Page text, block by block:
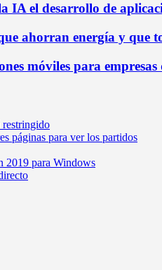
IA el desarrollo de
ahorran energía y que
móviles para
restringido
páginas para ver los partidos
2019 para Windows